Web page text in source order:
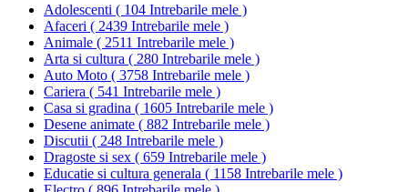
Adolescenti ( 104 Intrebarile mele )
Afaceri ( 2439 Intrebarile mele )
Animale ( 2511 Intrebarile mele )
Arta si cultura ( 280 Intrebarile mele )
Auto Moto ( 3758 Intrebarile mele )
Cariera ( 541 Intrebarile mele )
Casa si gradina ( 1605 Intrebarile mele )
Desene animate ( 882 Intrebarile mele )
Discutii ( 248 Intrebarile mele )
Dragoste si sex ( 659 Intrebarile mele )
Educatie si cultura generala ( 1158 Intrebarile mele )